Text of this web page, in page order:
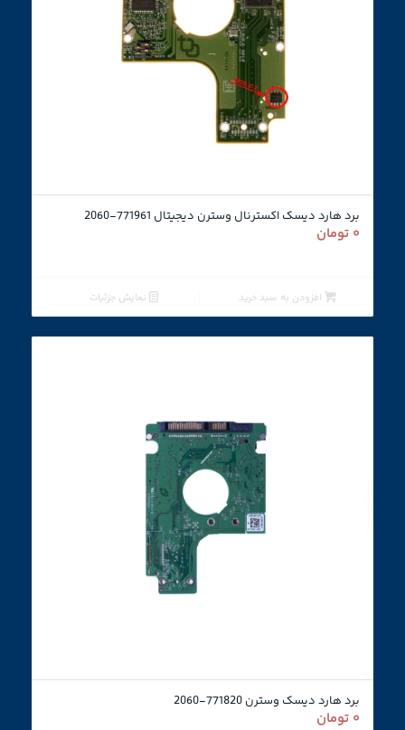
3.00
برد هارد دیسک اکسترنال وسترن دیجیتال 771961-2060
۰ تومان
افزودن به سبد خرید نمایش جزئیات
برد هارد دیسک وسترن 771820-2060
۰ تومان